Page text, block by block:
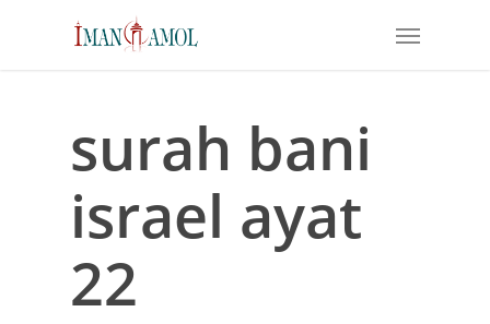
Menu
surah bani
israel ayat
22